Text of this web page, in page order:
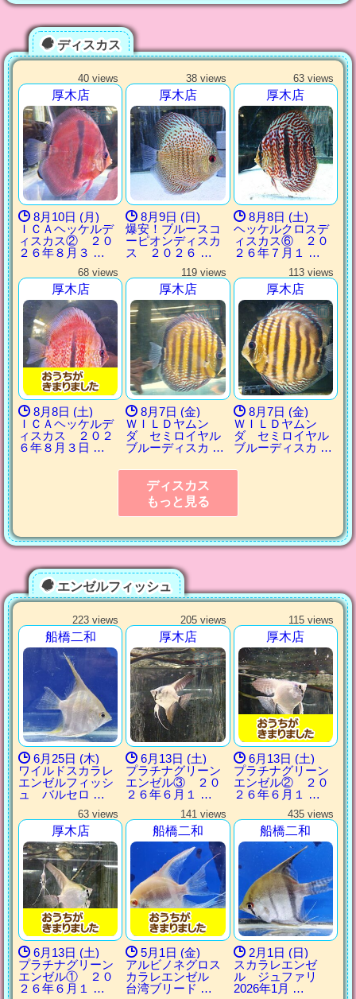
ディスカス
40 views
厚木店
8月10日 (月)
ＩＣＡヘッケルデ
ィスカス② ２０
２６年８月３ …
38 views
厚木店
8月9日 (日)
爆安！ブルースコ
ーピオンディスカ
ス ２０２６ …
63 views
厚木店
8月8日 (土)
ヘッケルクロスデ
ィスカス⑥ ２０
２６年７月１ …
68 views
厚木店
8月8日 (土)
ＩＣＡヘッケルデ
ィスカス ２０２
６年８月３日 …
119 views
厚木店
8月7日 (金)
ＷＩＬＤヤムン
ダ セミロイヤル
ブルーディスカ …
113 views
厚木店
8月7日 (金)
ＷＩＬＤヤムン
ダ セミロイヤル
ブルーディスカ …
ディスカス
もっと見る
エンゼルフィッシュ
223 views
船橋二和
6月25日 (木)
ワイルドスカラレ
エンゼルフィッシ
ュ バルセロ …
205 views
厚木店
6月13日 (土)
プラチナグリーン
エンゼル③ ２０
２６年６月１ …
115 views
厚木店
6月13日 (土)
プラチナグリーン
エンゼル② ２０
２６年６月１ …
63 views
厚木店
6月13日 (土)
プラチナグリーン
エンゼル① ２０
２６年６月１ …
141 views
船橋二和
5月1日 (金)
アルビノネグロス
カラレエンゼル
台湾ブリード …
435 views
船橋二和
2月1日 (日)
スカラレエンゼ
ル ジュファリ
2026年1月 …